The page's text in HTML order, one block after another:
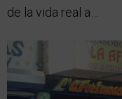
de la vida real a…